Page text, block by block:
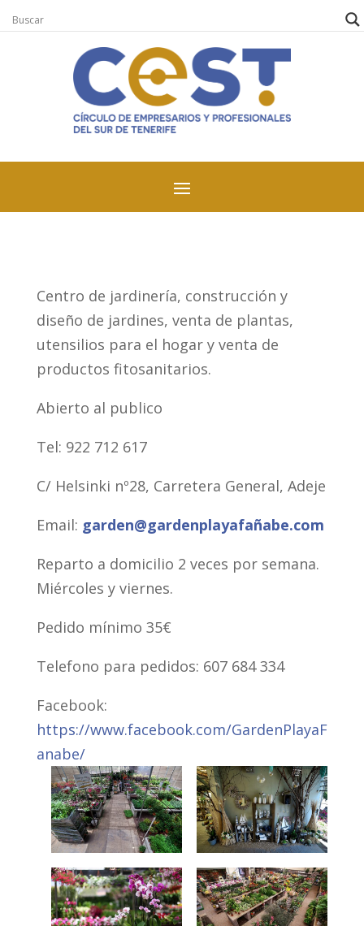
Centro de jardinería, construcción y
diseño de jardines, venta de plantas,
utensilios para el hogar y venta de
productos fitosanitarios.
Abierto al publico
Tel: 922 712 617
C/ Helsinki nº28, Carretera General, Adeje
Email: garden@gardenplayafañabe.com
Reparto a domicilio 2 veces por semana.
Miércoles y viernes.
Pedido mínimo 35€
Telefono para pedidos: 607 684 334
Facebook:
https://www.facebook.com/GardenPlayaF
anabe/